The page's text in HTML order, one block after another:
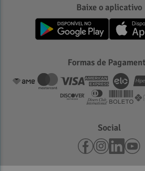
Baixe o aplicativo
Formas de
Social